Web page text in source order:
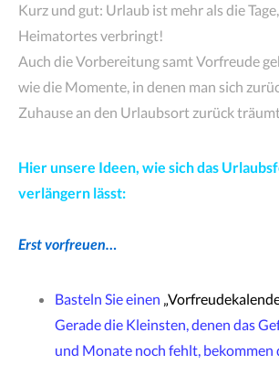
Kurz und gut: Urlaub ist mehr als die
Heimatortes verbringt!
Auch die Vorbereitung samt Vorfreude
wie die Momente, in denen man sich
Zuhause an den Urlaubsort zurück
Hier unsere Ideen, wie sich das
verlängern lässt:
Erst vorfreuen…
Basteln Sie einen
Gerade die Kleinsten, denen das
und Monate noch fehlt, bekommen